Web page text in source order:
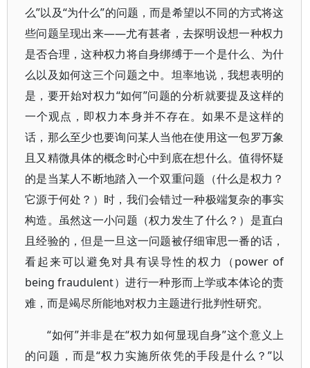
么”以及“为什么”的问题，而是希望以不同的方式将这
些问题呈现出来——尤有甚者，去探明设想一种权力
是否合理，这种权力将自身绑缚于一个是什么、为什
么以及如何这三个问题之中。坦率地说，我想表明的
是，要开始对权力“如何”问题的分析就要提及这样的
一个观点，即权力本身并不存在。如果不是这样的
话，那么至少也要询问某人当他在使用这一包罗万象
且又精微具体的概念时心中到底在想什么。值得怀疑
的是当某人不断地踏入一个双重问题（什么是权力？
它源于何处？）时，我们会错过一种极端复杂的事实
构造。虽然这一小问题（权力发生了什么？）是直白
且经验的，但是一旦这一问题被仔细审思一番的话，
看起来可以避免对具有误导性的权力（power of
being fraudulent）进行一种形而上学或本体论的责
难，而是竭尽所能地对权力主题进行批判性研究。
“如何”并非是在“权力如何显现自身”这个意义上
的问题，而是“权力实施所依凭的手段是什么？”以